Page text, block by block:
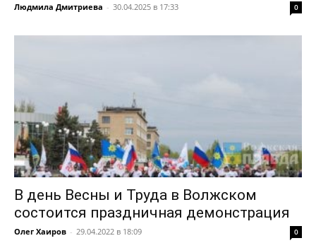
Людмила Дмитриева - 30.04.2025 в 17:33 0
В день Весны и Труда в Волжском
состоится праздничная демонстрация
Олег Хаиров - 29.04.2022 в 18:09 0